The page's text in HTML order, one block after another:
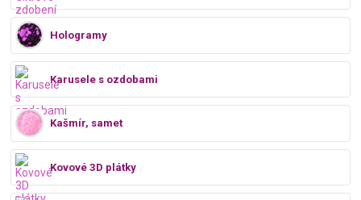
Hologramy
Karusele s ozdobami
Kašmír, samet
Kovové 3D plátky